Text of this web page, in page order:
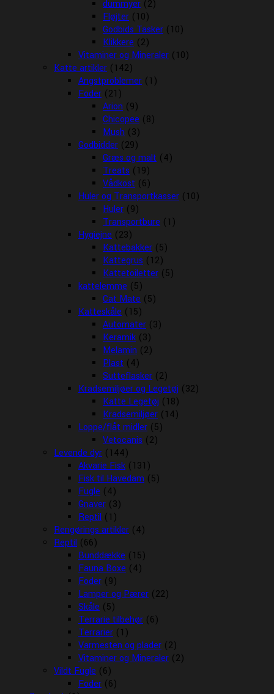
dummyer (2)
Fløjter (10)
Godbids Tasker (10)
Klikkere (2)
Vitaminer og Mineraler (10)
Katte artikler (142)
Angstproblemer (1)
Foder (21)
Arion (9)
Chicopee (8)
Mush (3)
Godbidder (29)
Græs og malt (4)
Treats (19)
Vådkost (6)
Huler og Transportkasser (10)
Huler (9)
Transportbure (1)
Hygiejne (23)
Kattebakker (5)
Kattegrus (12)
Kattetoiletter (5)
kattelemme (5)
Cat Mate (5)
Katteskåle (15)
Automater (3)
Keramik (3)
Melamin (2)
Plast (4)
Sutteflasker (2)
Kradsemiljøer og Legetøj (32)
Katte Legetøj (18)
Kradsemiljøer (14)
Loppe/flåt midler (5)
Vetocanis (2)
Levende dyr (144)
Akvarie Fisk (131)
Fisk til Havedam (5)
Fugle (4)
Gnaver (3)
Reptil (1)
Rengørings artikler (4)
Reptil (66)
Bunddække (15)
Fauna Boxe (4)
Foder (9)
Lamper og Pærer (22)
Skåle (5)
Terrarie tilbehør (6)
Terrarier (1)
Varmesten og plader (2)
Vitaminer og Mineraler (2)
Vildt Fugle (6)
Foder (6)